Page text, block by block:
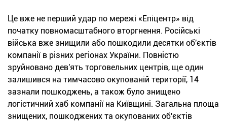
Це вже не перший удар по мережі «Епіцентр» від
початку повномасштабного вторгнення. Російські
війська вже знищили або пошкодили десятки об'єктів
компанії в різних регіонах України. Повністю
зруйновано дев'ять торговельних центрів, ще один
залишився на тимчасово окупованій території, 14
зазнали пошкоджень, а також було знищено
логістичний хаб компанії на Київщині. Загальна площа
знищених, пошкоджених та окупованих об'єктів